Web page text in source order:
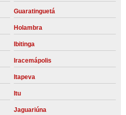
Guaratinguetá
Holambra
Ibitinga
Iracemápolis
Itapeva
Itu
Jaguariúna